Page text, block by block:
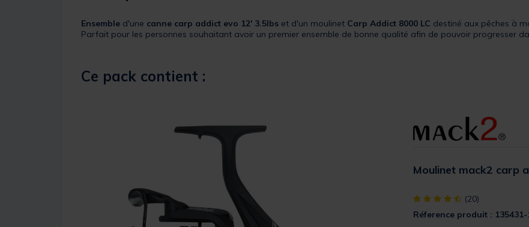
Ensemble d'une canne carp addict evo 12' 3.5lbs et d'un moulinet Carp Addict 8000 LC destiné aux pêches à
Parfait pour les personnes souhaitant avoir un premier ensemble de bonne qualité afin de pouvoir progresser
Ce pack contient :
Moulinet mack2 carp
[object Object] out of 5
(20)
Réference produit : 135431-